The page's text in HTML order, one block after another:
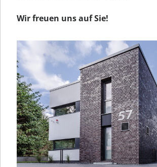
Wir freuen uns auf Sie!